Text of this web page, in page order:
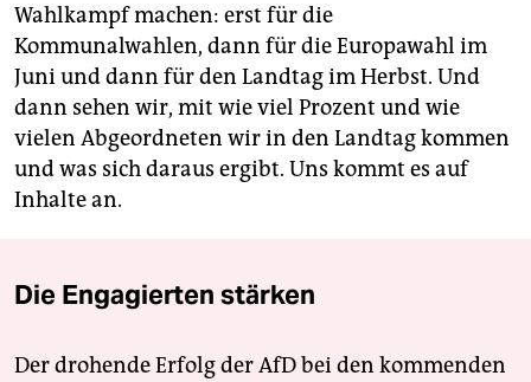
Wahlkampf machen: erst für die
Kommunalwahlen, dann für die Europawahl im
Juni und dann für den Landtag im Herbst. Und
dann sehen wir, mit wie viel Prozent und wie
vielen Abgeordneten wir in den Landtag kommen
und was sich daraus ergibt. Uns kommt es auf
Inhalte an.
Die Engagierten stärken
Der drohende Erfolg der AfD bei den kommenden